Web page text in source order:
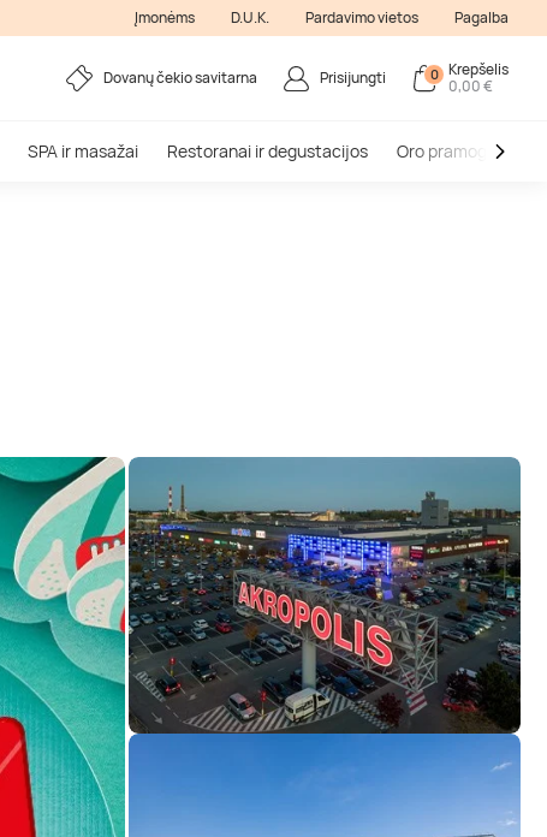
Įmonėms D.U.K. Pardavimo vietos Pagalba
Dovanų čekio savitarna Prisijungti 0 Krepšelis
0,00 €
SPA ir masažai Restoranai ir degustacijos Oro pramogos